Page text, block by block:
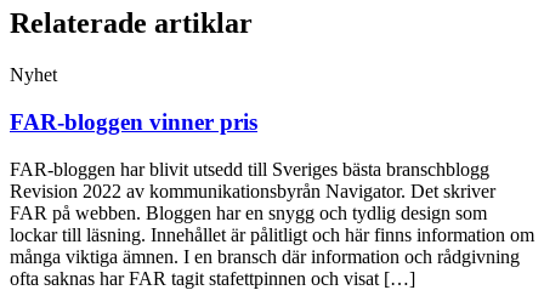
Relaterade artiklar
Nyhet
FAR-bloggen vinner pris
FAR-bloggen har blivit utsedd till Sveriges bästa branschblogg
Revision 2022 av kommunikationsbyrån Navigator. Det skriver
FAR på webben. Bloggen har en snygg och tydlig design som
lockar till läsning. Innehållet är pålitligt och här finns information om
många viktiga ämnen. I en bransch där information och rådgivning
ofta saknas har FAR tagit stafettpinnen och visat […]